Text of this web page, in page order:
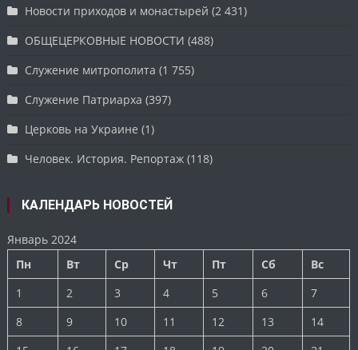
Новости приходов и монастырей (2 431)
ОБЩЕЦЕРКОВНЫЕ НОВОСТИ (488)
Служение митрополита (1 755)
Служение Патриарха (397)
Церковь на Украине (1)
Человек. История. Репортаж (118)
КАЛЕНДАРЬ НОВОСТЕЙ
Январь 2024
Пн
Вт Ср Чт Пт Сб
Вс
1
2 3 4 5 6
7
8
9 10 11 12 13
14